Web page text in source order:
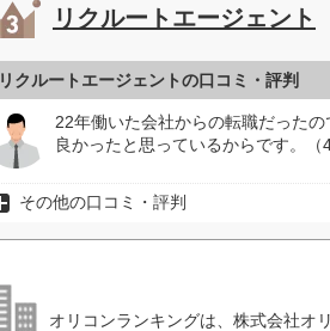
リクルートエージェント
リクルートエージェントの口コミ・評判
22年働いた会社からの転職だった
良かったと思っているからです。（
その他の口コミ・評判
オリコンランキングは、株式会社オ